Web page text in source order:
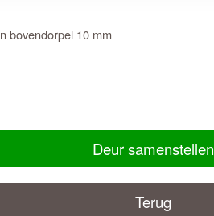
bovendorpel 10 mm
Deur samenstellen
Terug